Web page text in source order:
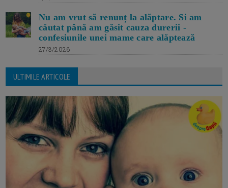
Nu am vrut să renunț la alăptare. Si am
căutat până am găsit cauza durerii -
confesiunile unei mame care alăptează
27/3/2026
ULTIMILE ARTICOLE